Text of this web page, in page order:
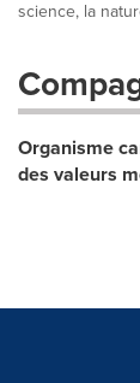
science, la
Organisme
des valeurs